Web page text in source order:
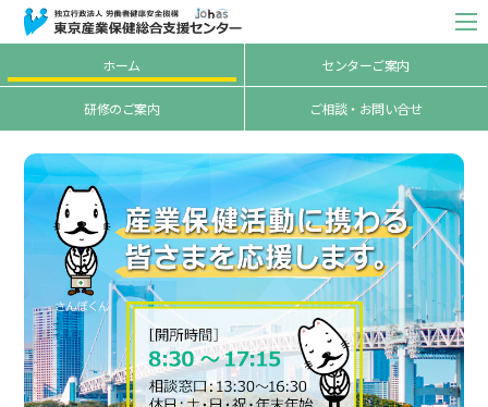
ホーム センターご案内
研修のご案内 ご相談・お問い合せ